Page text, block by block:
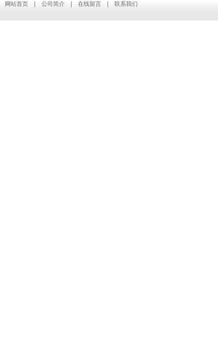
网站首页 公司简介 在线留言 联系我们